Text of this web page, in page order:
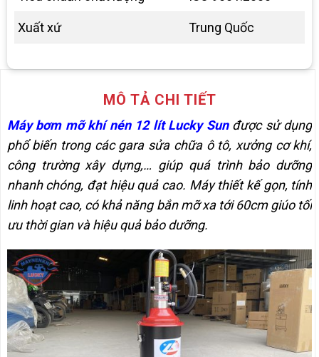
MÔ TẢ CHI TIẾT
Máy bơm mỡ khí nén 12 lít Lucky Sunđược sử dụng
phổ biến trong các gara sửa chữa ô tô, xưởng cơ khí,
công trường xây dựng,… giúp quá trình bảo dưỡng
nhanh chóng, đạt hiệu quả cao. Máy thiết kế gọn, tính
linh hoạt cao, có khả năng bắn mỡ xa tới 60cm giúo tối
ưu thời gian và hiệu quả bảo dưỡng.
Xuất xứ Trung Quốc